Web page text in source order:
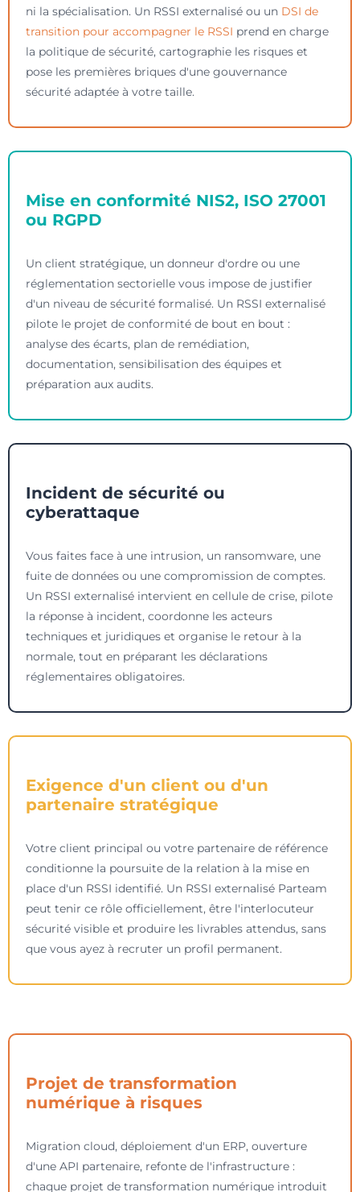
ni la spécialisation. Un RSSI externalisé ou un DSI de
transition pour accompagner le RSSI prend en charge
la politique de sécurité, cartographie les risques et
pose les premières briques d'une gouvernance
sécurité adaptée à votre taille.
Mise en conformité NIS2, ISO 27001
ou RGPD
Un client stratégique, un donneur d'ordre ou une
réglementation sectorielle vous impose de justifier
d'un niveau de sécurité formalisé. Un RSSI externalisé
pilote le projet de conformité de bout en bout :
analyse des écarts, plan de remédiation,
documentation, sensibilisation des équipes et
préparation aux audits.
Incident de sécurité ou
cyberattaque
Vous faites face à une intrusion, un ransomware, une
fuite de données ou une compromission de comptes.
Un RSSI externalisé intervient en cellule de crise, pilote
la réponse à incident, coordonne les acteurs
techniques et juridiques et organise le retour à la
normale, tout en préparant les déclarations
réglementaires obligatoires.
Exigence d'un client ou d'un
partenaire stratégique
Votre client principal ou votre partenaire de référence
conditionne la poursuite de la relation à la mise en
place d'un RSSI identifié. Un RSSI externalisé Parteam
peut tenir ce rôle officiellement, être l'interlocuteur
sécurité visible et produire les livrables attendus, sans
que vous ayez à recruter un profil permanent.
Projet de transformation
numérique à risques
Migration cloud, déploiement d'un ERP, ouverture
d'une API partenaire, refonte de l'infrastructure :
chaque projet de transformation numérique introduit